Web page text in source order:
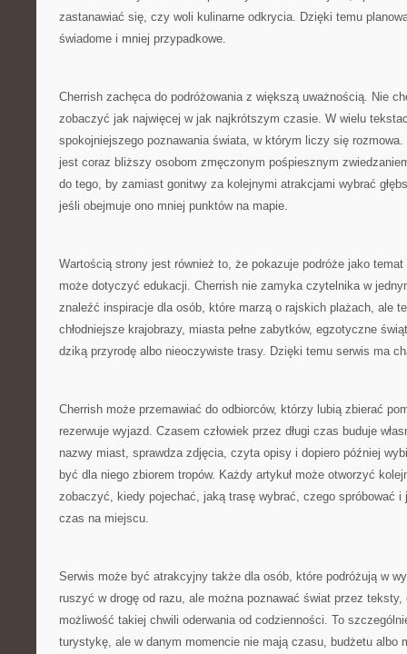
zastanawiać się, czy woli kulinarne odkrycia. Dzięki temu
świadome i mniej przypadkowe.
Cherrish zachęca do podróżowania z większą uważnością. Nie
zobaczyć jak najwięcej w jak najkrótszym czasie. W wielu
spokojniejszego poznawania świata, w którym liczy się rozmowa.
jest coraz bliższy osobom zmęczonym pośpiesznym
do tego, by zamiast gonitwy za kolejnymi atrakcjami wybrać
jeśli obejmuje ono mniej punktów na mapie.
Wartością strony jest również to, że pokazuje podróże jako
może dotyczyć edukacji. Cherrish nie zamyka czytelnika w
znaleźć inspiracje dla osób, które marzą o rajskich plażach, ale
chłodniejsze krajobrazy, miasta pełne zabytków, egzotyczne
dziką przyrodę albo nieoczywiste trasy. Dzięki temu serwis ma
Cherrish może przemawiać do odbiorców, którzy lubią zbierać
rezerwuje wyjazd. Czasem człowiek przez długi czas buduje
nazwy miast, sprawdza zdjęcia, czyta opisy i dopiero później
być dla niego zbiorem tropów. Każdy artykuł może otworzyć
zobaczyć, kiedy pojechać, jaką trasę wybrać, czego spróbować
czas na miejscu.
Serwis może być atrakcyjny także dla osób, które podróżują w
ruszyć w drogę od razu, ale można poznawać świat przez
możliwość takiej chwili oderwania od codzienności. To
turystykę, ale w danym momencie nie mają czasu, budżetu albo